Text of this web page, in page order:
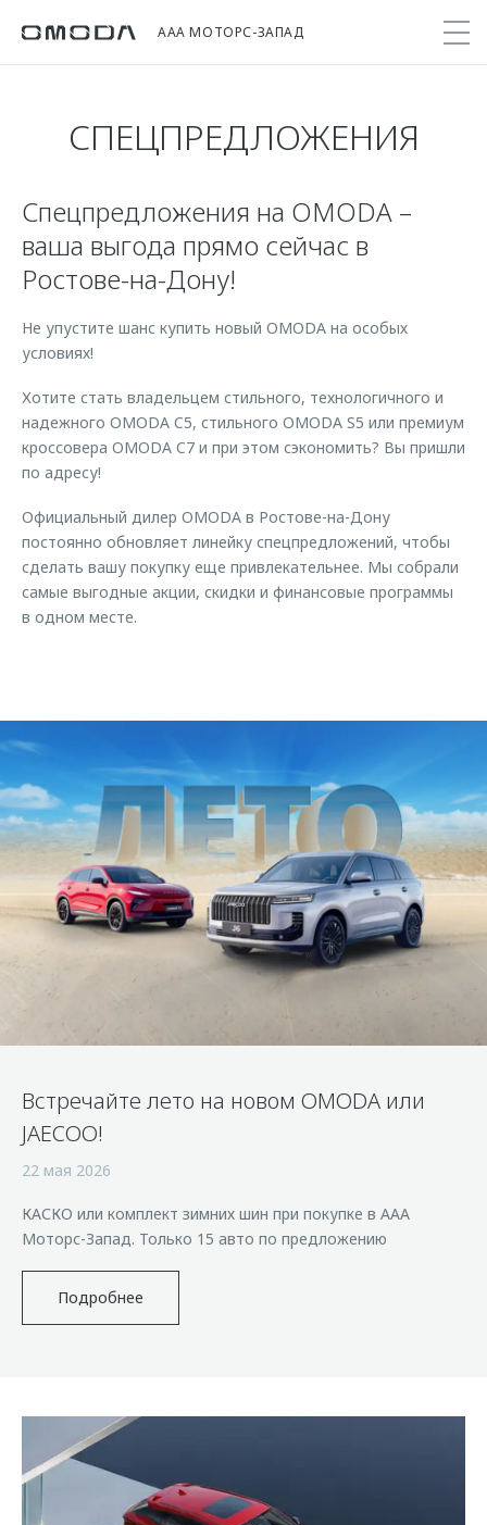
ААА МОТОРС-ЗАПАД
Модели
C5
от 2 299 000 ₽*
от 2 739 000 ₽*
Покупателям
Выбор и покупка
Сравнить комплектации
Записаться на тест-драйв
Прайс-листы
Кредит и страхование
Кредитные программы
Кредитный калькулятор
Одежда и сувениры
Калькулятор трейд-ин
Владельцам
Сервис
Записаться на сервис
Кузовной ремонт
Поддержка
Помощь на дороге
Гарантия
Дополнительная техническая поддержка
Клиентская поддержка
O&J Автоклуб
Клуб владельцев OMODA
Одежда и сувениры
Оригинальные аксессуары
Запчасти
Мир OMODA
О бренде
Новости
Онлайн-сервисы
Приложение O&J
Клуб владельцев OMODA
Бренд JAECOO
Правовая информация
Обратная связь
СПЕЦПРЕДЛОЖЕНИЯ
Спецпредложения на OMODA –
ваша выгода прямо сейчас в
Ростове-на-Дону!
Не упустите шанс купить новый OMODA на особых
условиях!
Хотите стать владельцем стильного, технологичного и
надежного OMODA C5, стильного OMODA S5 или премиум
кроссовера OMODA C7 и при этом сэкономить? Вы пришли
по адресу!
Официальный дилер OMODA в Ростове-на-Дону
постоянно обновляет линейку спецпредложений, чтобы
сделать вашу покупку еще привлекательнее. Мы собрали
самые выгодные акции, скидки и финансовые программы
в одном месте.
Встречайте лето на новом OMODA или
JAECOO!
22 мая 2026
КАСКО или комплект зимних шин при покупке в ААА
Моторс-Запад. Только 15 авто по предложению
Подробнее